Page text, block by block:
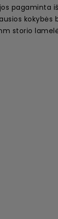
pagaminta
kokybės
storio